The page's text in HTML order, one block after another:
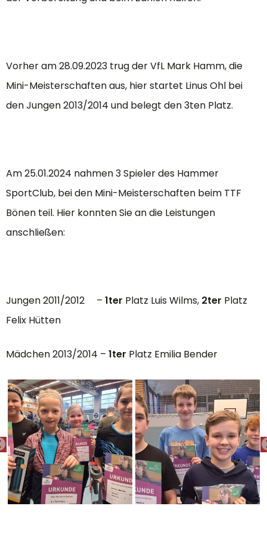
Vorher am 28.09.2023 trug der VfL Mark Hamm, die
Mini-Meisterschaften aus, hier startet Linus Ohl bei
den Jungen 2013/2014 und belegt den 3ten Platz.
Am 25.01.2024 nahmen 3 Spieler des Hammer
SportClub, bei den Mini-Meisterschaften beim TTF
Bönen teil. Hier konnten Sie an die Leistungen
anschließen:
Jungen 2011/2012 – 1ter Platz Luis Wilms, 2ter Platz
Felix Hütten
Mädchen 2013/2014 – 1ter Platz Emilia Bender
PREVIOUS